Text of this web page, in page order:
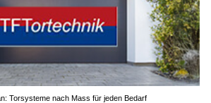
Torsysteme nach Mass für jeden Bedarf